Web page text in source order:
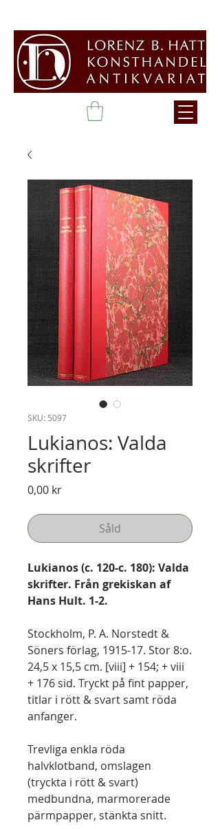
SKU: 5097
Lukianos: Valda
skrifter
0,00 krPris
Såld
Lukianos (c. 120-c. 180): Valda
skrifter. Från grekiskan af
Hans Hult. 1-2.
Stockholm, P. A. Norstedt &
Söners förlag, 1915-17. Stor 8:o.
24,5 x 15,5 cm. [viii] + 154; + viii
+ 176 sid. Tryckt på fint papper,
titlar i rött & svart samt röda
anfanger.
Trevliga enkla röda
halvklotband, omslagen
(tryckta i rött & svart)
medbundna, marmorerade
pärmpapper, stänkta snitt.